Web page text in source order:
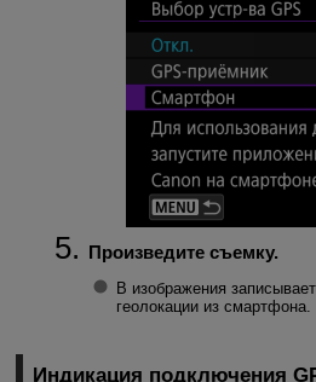
Произведите съемку.
В изображения
геолокации из смартфона.
Индикация подключения